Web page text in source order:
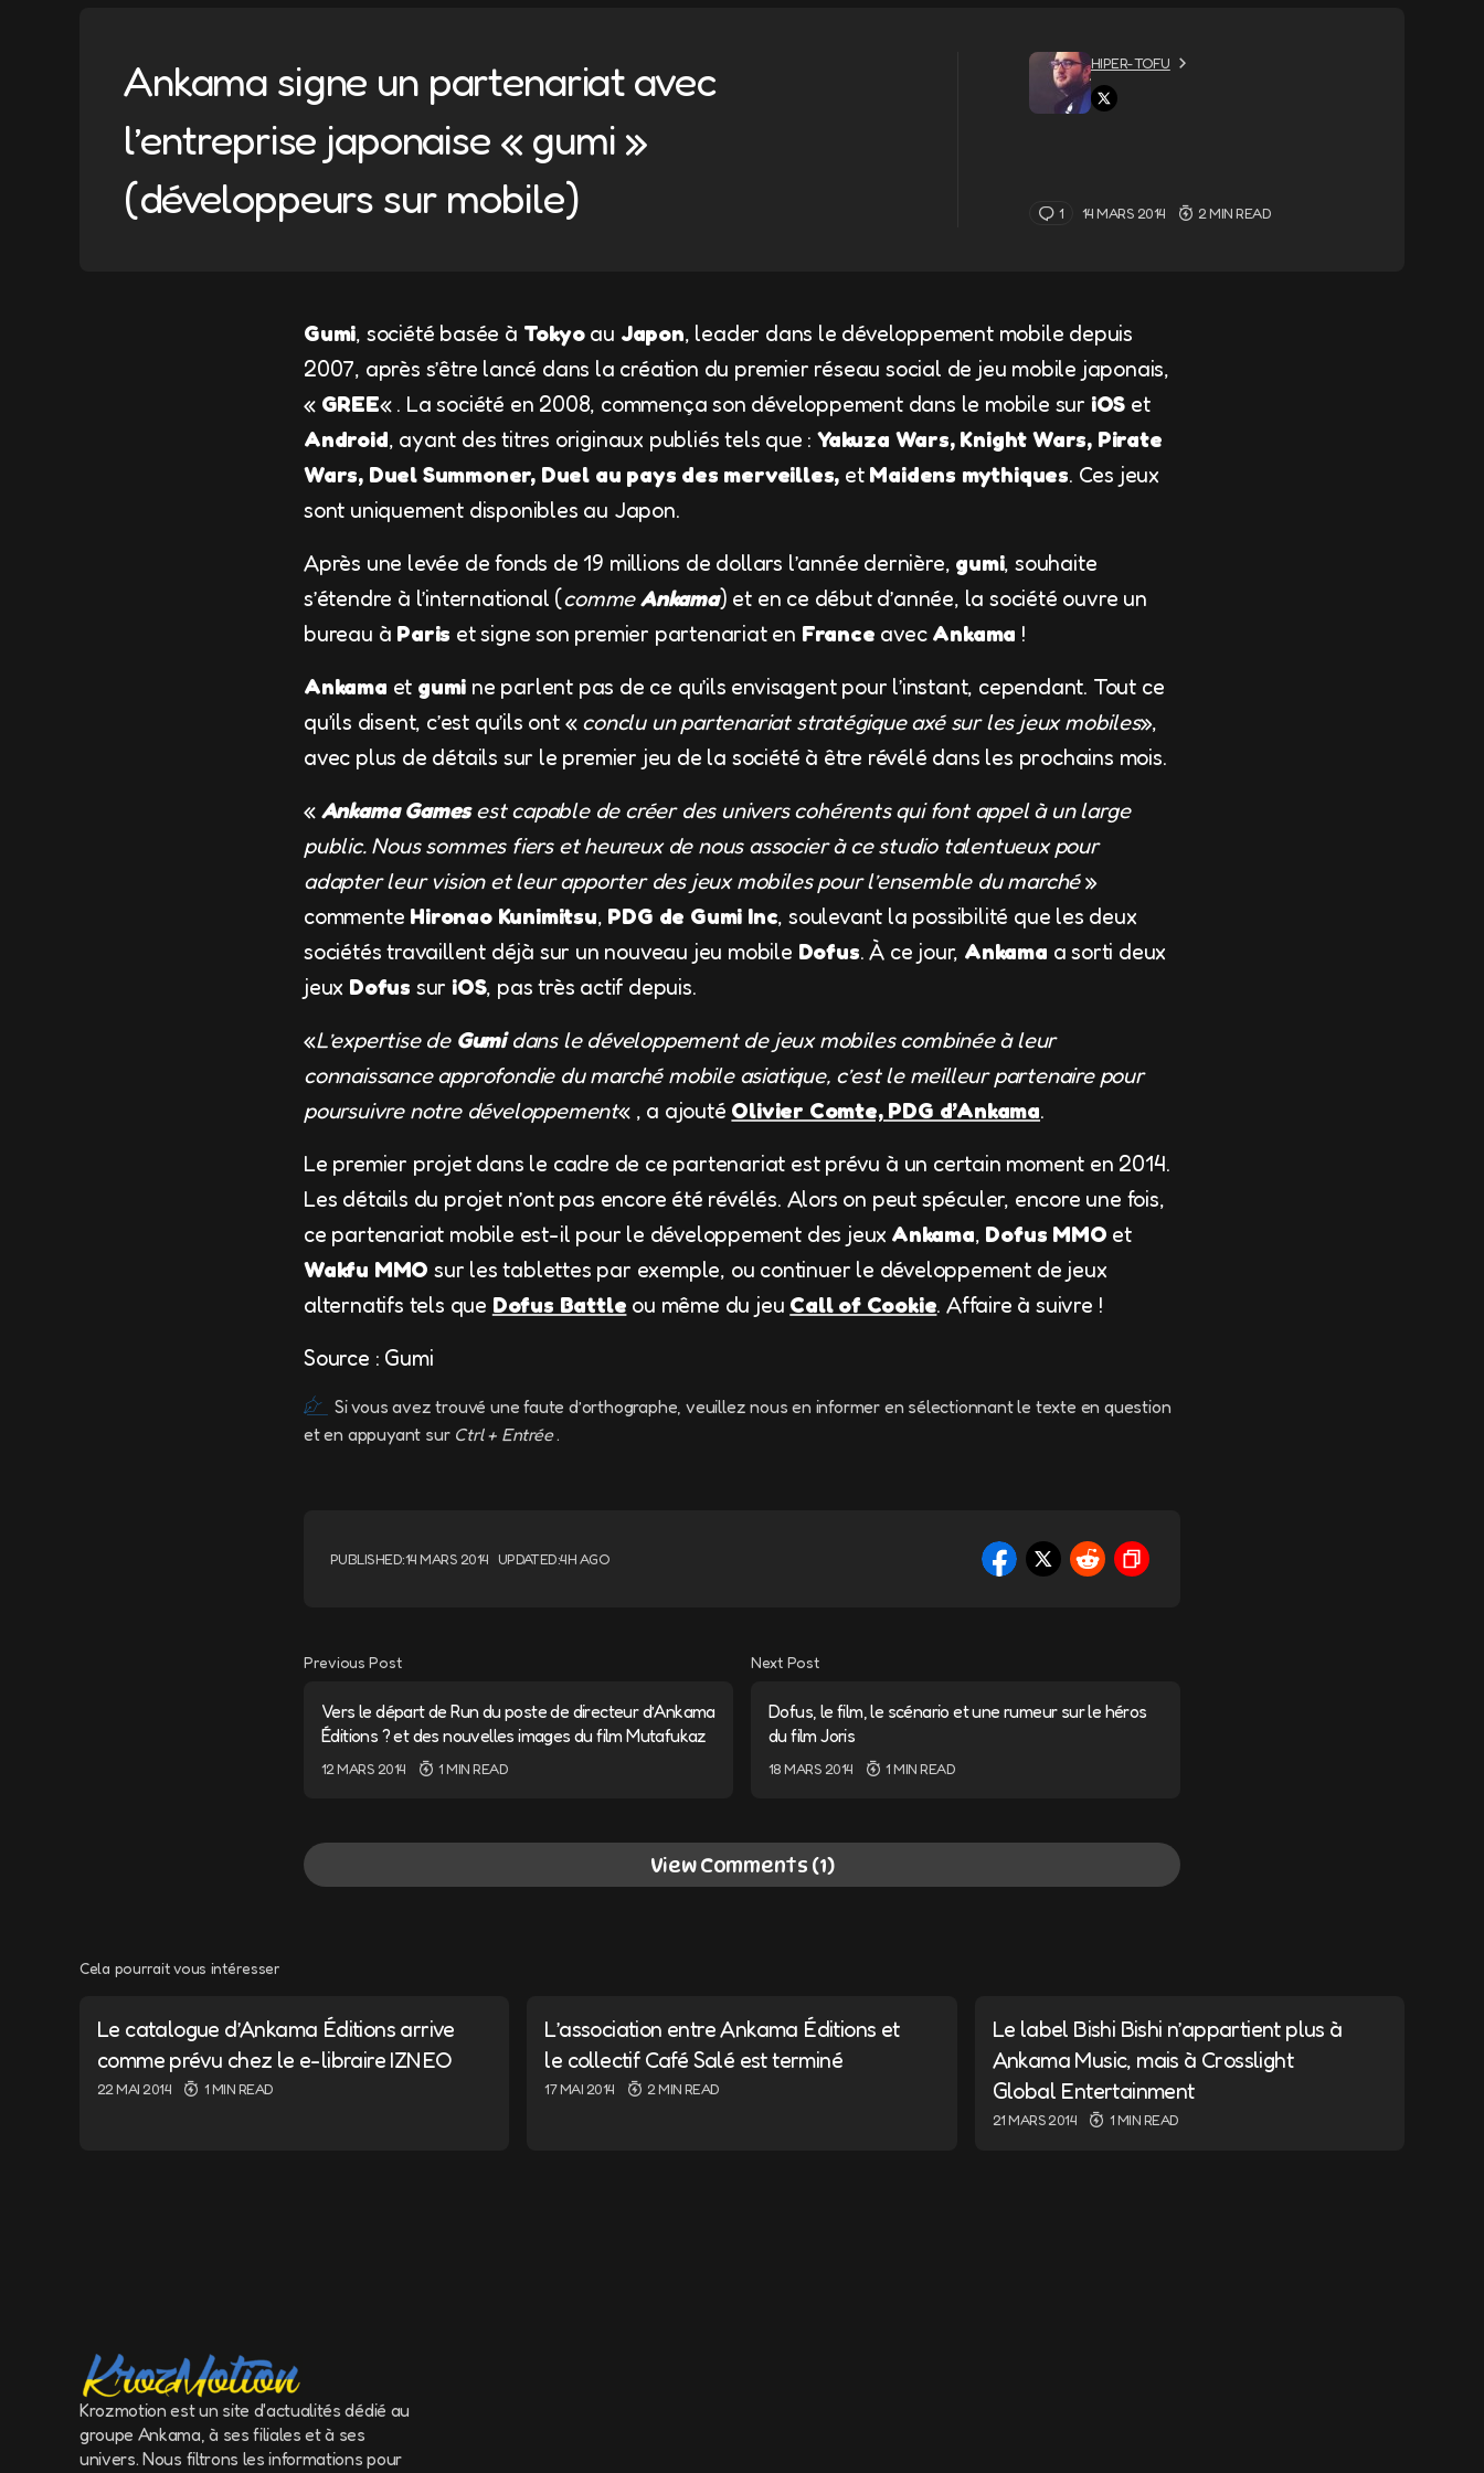
Ankama signe un partenariat avec
l’entreprise japonaise « gumi »
(développeurs sur mobile)
HIPER-TOFU
1 14 MARS 2014 2 MIN READ
Gumi, société basée à Tokyoau Japon, leader dans le développement mobile depuis
2007, après s’être lancé dans la création du premier réseau social de jeu mobile japonais,
« GREE« . La société en 2008, commença son développement dans le mobile sur iOS et
Android, ayant des titres originaux publiés tels que :Yakuza Wars, Knight Wars, Pirate
Wars, Duel Summoner, Duel au pays des merveilles, etMaidens mythiques. Ces jeux
sont uniquement disponibles au Japon.
Après une levée de fonds de 19 millions de dollars l’année dernière, gumi, souhaite
s’étendre à l’international (commeAnkama) et en ce début d’année, la société ouvre un
bureau à Paris et signe son premier partenariat en France avec Ankama !
Ankama et gumi ne parlent pas de ce qu’ils envisagent pour l’instant, cependant. Tout ce
qu’ils disent, c’est qu’ils ont « conclu un partenariat stratégique axé sur les jeux mobiles»,
avec plus de détails sur le premier jeu de la société à être révélé dans les prochains mois.
« Ankama Gamesest capable de créer des univers cohérents qui font appel à un large
public. Nous sommes fiers et heureux de nous associer à ce studio talentueux pour
adapter leur vision et leur apporter des jeux mobiles pour l’ensemble du marché»
commente Hironao Kunimitsu, PDG de Gumi Inc, soulevant la possibilité que les deux
sociétés travaillent déjà sur un nouveau jeu mobile Dofus. À ce jour, Ankama a sorti deux
jeux Dofus sur iOS, pas très actif depuis.
«L’expertise de Gumidans le développement de jeux mobiles combinée à leur
connaissance approfondie du marché mobile asiatique, c’est le meilleur partenaire pour
poursuivre notre développement« , a ajouté Olivier Comte, PDG d’Ankama.
Le premier projet dans le cadre de ce partenariat est prévu à un certain moment en 2014.
Les détails du projet n’ont pas encore été révélés. Alors on peut spéculer, encore une fois,
ce partenariat mobile est-il pour le développement des jeux Ankama, Dofus MMO et
Wakfu MMO sur les tablettes par exemple, ou continuer le développement de jeux
alternatifs tels que Dofus Battle ou même du jeu Call of Cookie. Affaire à suivre !
Source : Gumi
Si vous avez trouvé une faute d’orthographe, veuillez nous en informer en sélectionnant le texte en question
et en appuyant sur Ctrl + Entrée.
PUBLISHED:14 MARS 2014 UPDATED:4H AGO
Previous Post
Vers le départ de Run du poste de directeur d’Ankama
Éditions ? et des nouvelles images du film Mutafukaz
12 MARS 2014 1 MIN READ
Next Post
Dofus, le film, le scénario et une rumeur sur le héros
du film Joris
18 MARS 2014 1 MIN READ
View Comments (1)
Message*
Submit Comment
Cela pourrait vous intéresser
Le catalogue d’Ankama Éditions arrive
comme prévu chez le e-libraire IZNEO
22 MAI 2014 1 MIN READ
L’association entre Ankama Éditions et
le collectif Café Salé est terminé
17 MAI 2014 2 MIN READ
Le label Bishi Bishi n’appartient plus à
Ankama Music, mais à Crosslight
Global Entertainment
21 MARS 2014 1 MIN READ
Krozmotion est un site d'actualités dédié au
groupe Ankama, à ses filiales et à ses
univers. Nous filtrons les informations pour